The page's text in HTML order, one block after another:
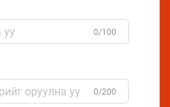
0/100
0/200